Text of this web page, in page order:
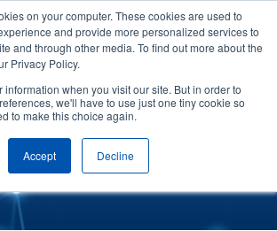
on your computer. These cookies are used to
and provide more personalized services to
and through other media. To find out more about the
Privacy Policy.
information when you visit our site. But in order to
we'll have to use just one tiny cookie so
to make this choice again.
Accept Decline
các điểm khó
trọng trong kinh